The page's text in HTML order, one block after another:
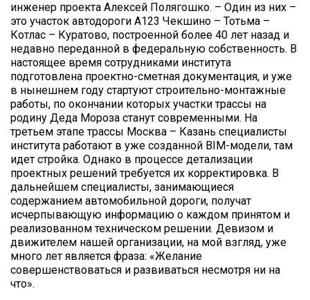
инженер проекта Алексей Полягошко. – Один из них –
это участок автодороги А123 Чекшино – Тотьма –
Котлас – Куратово, построенной более 40 лет назад и
недавно переданной в федеральную собственность. В
настоящее время сотрудниками института
подготовлена проектно-сметная документация, и уже
в нынешнем году стартуют строительно-монтажные
работы, по окончании которых участки трассы на
родину Деда Мороза станут современными. На
третьем этапе трассы Москва – Казань специалисты
института работают в уже созданной BIM-модели, там
идет стройка. Однако в процессе детализации
проектных решений требуется их корректировка. В
дальнейшем специалисты, занимающиеся
содержанием автомобильной дороги, получат
исчерпывающую информацию о каждом принятом и
реализованном техническом решении. Девизом и
движителем нашей организации, на мой взгляд, уже
много лет является фраза: «Желание
совершенствоваться и развиваться несмотря ни на
что».